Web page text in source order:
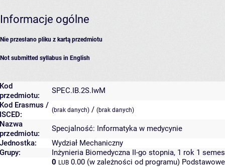
Informacje ogólne
Nie przesłano pliku z kartą przedmiotu
Not submitted syllabus in English
Kod
przedmiotu:
SPEC.IB.2S.IwM
Kod Erasmus /
ISCED:
(brak danych) / (brak danych)
Nazwa
przedmiotu:
Specjalność: Informatyka w medycynie
Jednostka:
Wydział Mechaniczny
Grupy:
Inżynieria Biomedyczna II-go stopnia, 1 rok 1
0 LUB 0.00 (w zależności od programu)